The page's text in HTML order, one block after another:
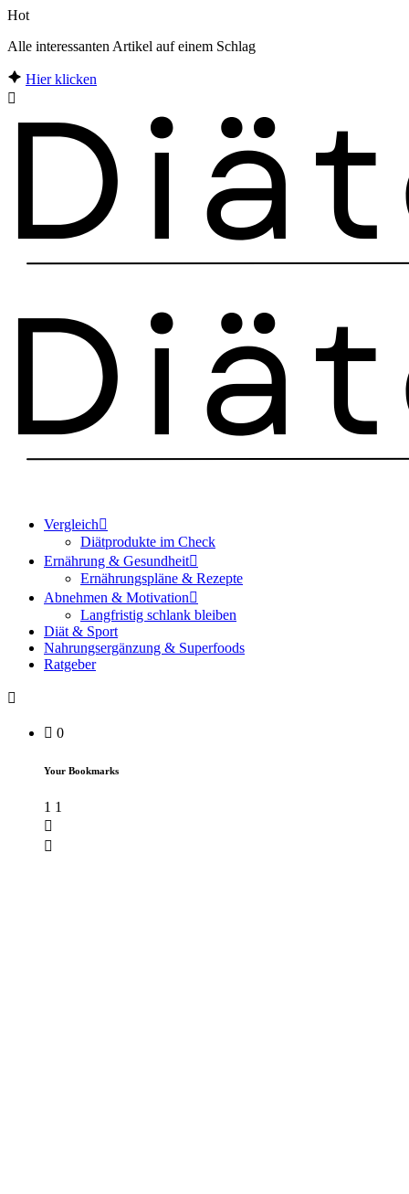
Hot
Alle interessanten Artikel auf einem Schlag
Hier klicken
Vergleich
Diätprodukte im Check
Ernährung & Gesundheit
Ernährungspläne & Rezepte
Abnehmen & Motivation
Langfristig schlank bleiben
Diät & Sport
Nahrungsergänzung & Superfoods
Ratgeber
0
Your Bookmarks
1 1